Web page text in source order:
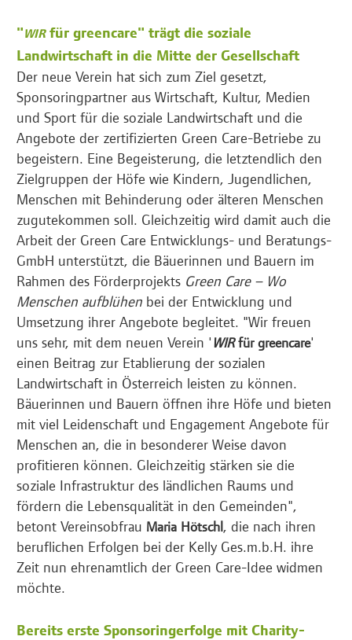
"WIRfür greencare" trägt die soziale
Landwirtschaft in die Mitte der Gesellschaft
Der neue Verein hat sich zum Ziel gesetzt,
Sponsoringpartner aus Wirtschaft, Kultur, Medien
und Sport für die soziale Landwirtschaft und die
Angebote der zertifizierten Green Care-Betriebe zu
begeistern. Eine Begeisterung, die letztendlich den
Zielgruppen der Höfe wie Kindern, Jugendlichen,
Menschen mit Behinderung oder älteren Menschen
zugutekommen soll. Gleichzeitig wird damit auch die
Arbeit der Green Care Entwicklungs- und Beratungs-
GmbH unterstützt, die Bäuerinnen und Bauern im
Rahmen des Förderprojekts Green Care – Wo
Menschen aufblühen bei der Entwicklung und
Umsetzung ihrer Angebote begleitet. "Wir freuen
uns sehr, mit dem neuen Verein 'WIRfür greencare'
einen Beitrag zur Etablierung der sozialen
Landwirtschaft in Österreich leisten zu können.
Bäuerinnen und Bauern öffnen ihre Höfe und bieten
mit viel Leidenschaft und Engagement Angebote für
Menschen an, die in besonderer Weise davon
profitieren können. Gleichzeitig stärken sie die
soziale Infrastruktur des ländlichen Raums und
fördern die Lebensqualität in den Gemeinden",
betont Vereinsobfrau Maria Hötschl, die nach ihren
beruflichen Erfolgen bei der Kelly Ges.m.b.H. ihre
Zeit nun ehrenamtlich der Green Care-Idee widmen
möchte.
Bereits erste Sponsoringerfolge mit Charity-